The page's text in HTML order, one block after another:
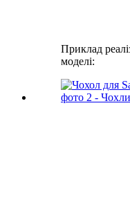
Приклад
моделі: